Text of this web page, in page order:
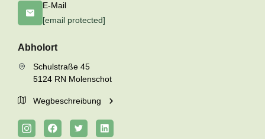
E-Mail
[email protected]
Abholort
Schulstraße 45
5124 RN Molenschot
Wegbeschreibung